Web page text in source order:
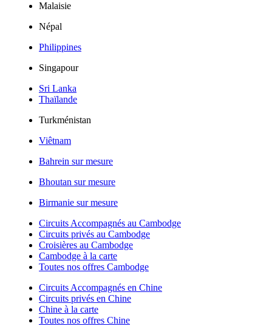
Malaisie
Népal
Philippines
Singapour
Sri Lanka
Thaïlande
Turkménistan
Viêtnam
Bahrein sur mesure
Bhoutan sur mesure
Birmanie sur mesure
Circuits Accompagnés au Cambodge
Circuits privés au Cambodge
Croisières au Cambodge
Cambodge à la carte
Toutes nos offres Cambodge
Circuits Accompagnés en Chine
Circuits privés en Chine
Chine à la carte
Toutes nos offres Chine